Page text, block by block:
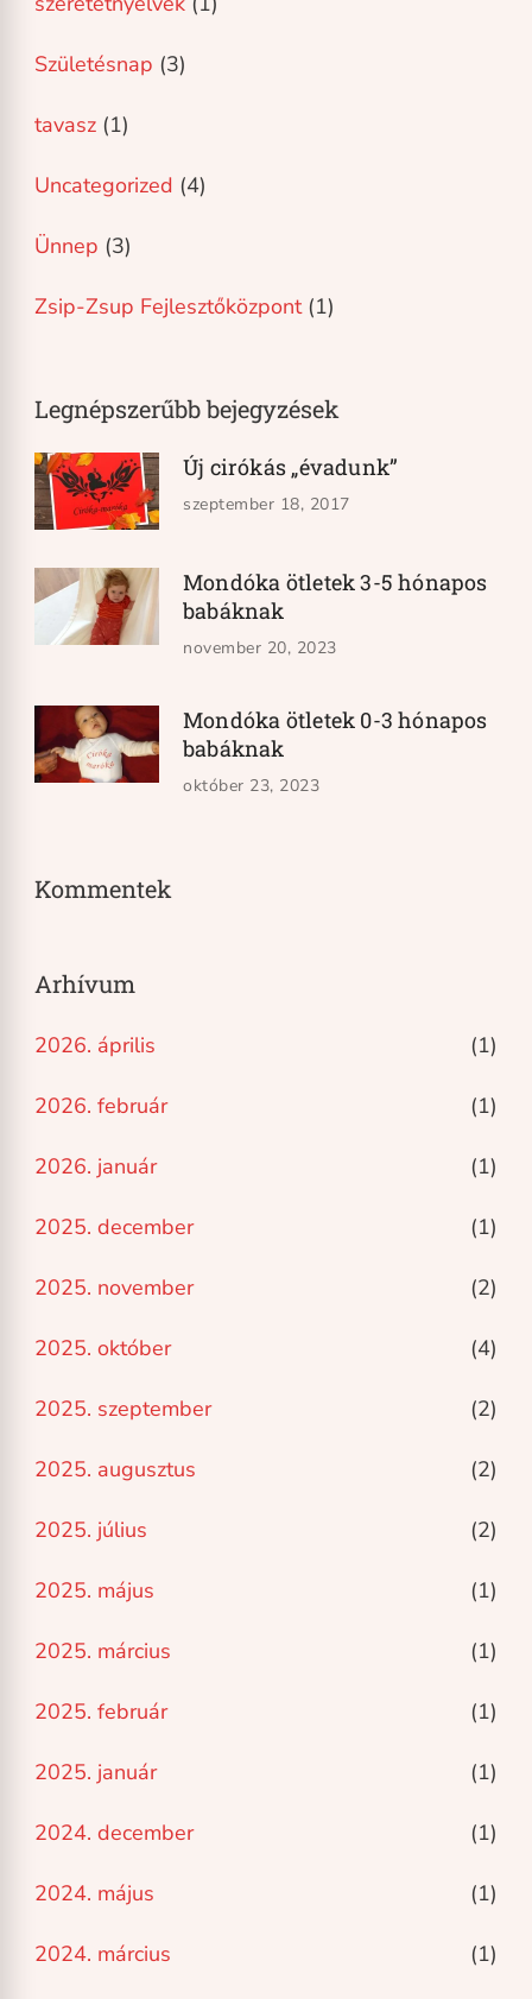
Születésnap (3)
tavasz (1)
Uncategorized (4)
Ünnep (3)
Zsip-Zsup Fejlesztőközpont(1)
Legnépszerűbb bejegyzések
Új cirókás „évadunk”
szeptember 18, 2017
Mondóka ötletek 3-5 hónapos
babáknak
november 20, 2023
Mondóka ötletek 0-3 hónapos
babáknak
október 23, 2023
Kommentek
Arhívum
2026. április (1)
2026. február (1)
2026. január (1)
2025. december (1)
2025. november (2)
2025. október (4)
2025. szeptember (2)
2025. augusztus (2)
2025. július (2)
2025. május (1)
2025. március (1)
2025. február (1)
2025. január (1)
2024. december (1)
2024. május (1)
2024. március (1)